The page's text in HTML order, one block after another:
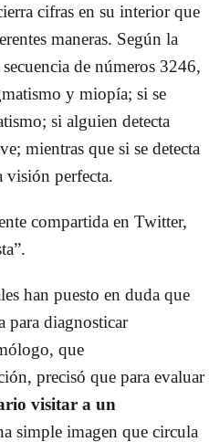
cifras en su interior que
maneras. Según la
de números 3246,
y miopía; si se
si alguien detecta
mientras que si se detecta
visión perfecta.
compartida en Twitter,
han puesto en duda que
para diagnosticar
que
precisó que para evaluar
visitar a un
simple imagen que circula